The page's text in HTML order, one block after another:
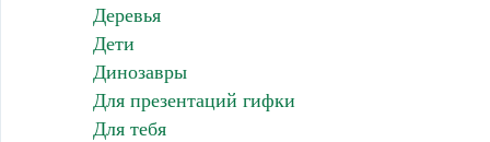
Деревья
Дети
Динозавры
Для презентаций гифки
Для тебя